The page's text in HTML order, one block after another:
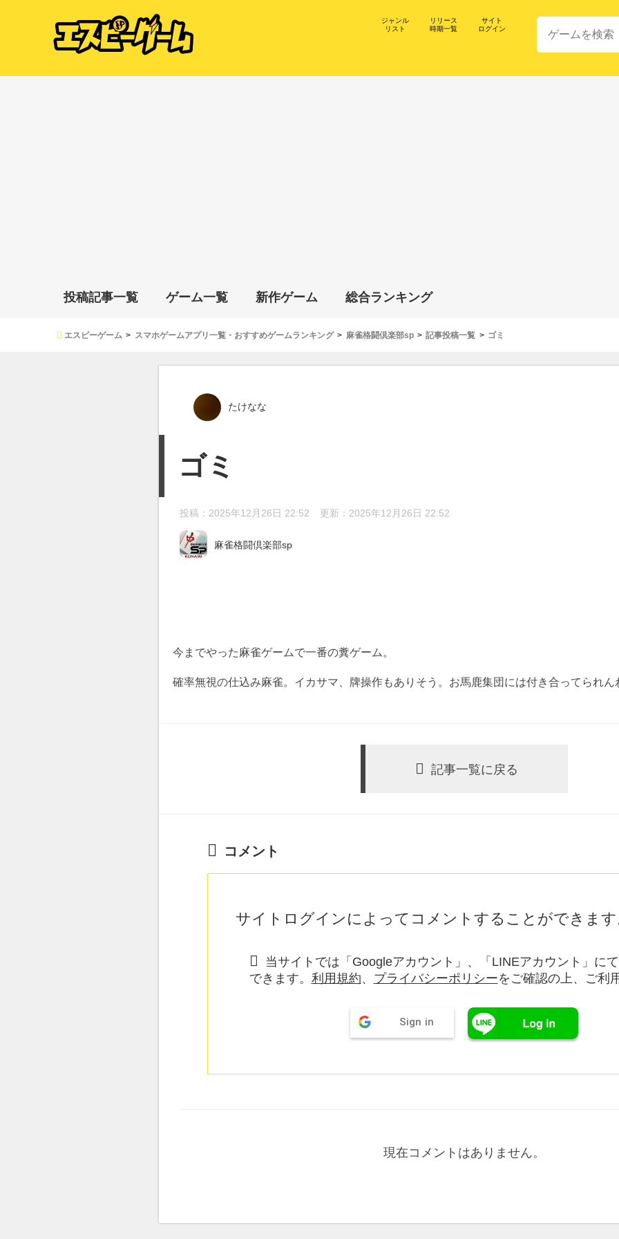
ジャンル
リスト
リリース
時期一覧
サイト
ログイン
投稿記事一覧 ゲーム一覧 新作ゲーム 総合ランキング
エスピーゲーム スマホゲームアプリ一覧・おすすめゲームランキング 麻雀格闘倶楽部sp 記事投稿一覧 ゴミ
たけなな
ゴミ
投稿：2025年12月26日 22:52 更新：2025年12月26日 22:52
麻雀格闘倶楽部sp
今までやった麻雀ゲームで一番の糞ゲーム。
確率無視の仕込み麻雀。イカサマ、牌操作もありそう。お馬鹿集団には付き合ってられん
記事一覧に戻る
コメント
サイトログインによってコメントすることができま
当サイトでは「Googleアカウント」、「LINEアカウント」に
できます。 利用規約、 プライバシーポリシーをご確認の上、ご利
Sign in
現在コメントはありません。